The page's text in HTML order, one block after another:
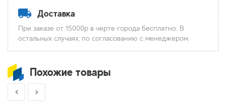
Доставка
При заказе от 15000р в черте города бесплатно. В
остальных случаях, по согласованию с менеджером.
Похожие товары